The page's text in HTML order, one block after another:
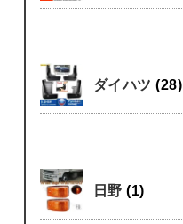
ダイハツ(28)
日野(1)